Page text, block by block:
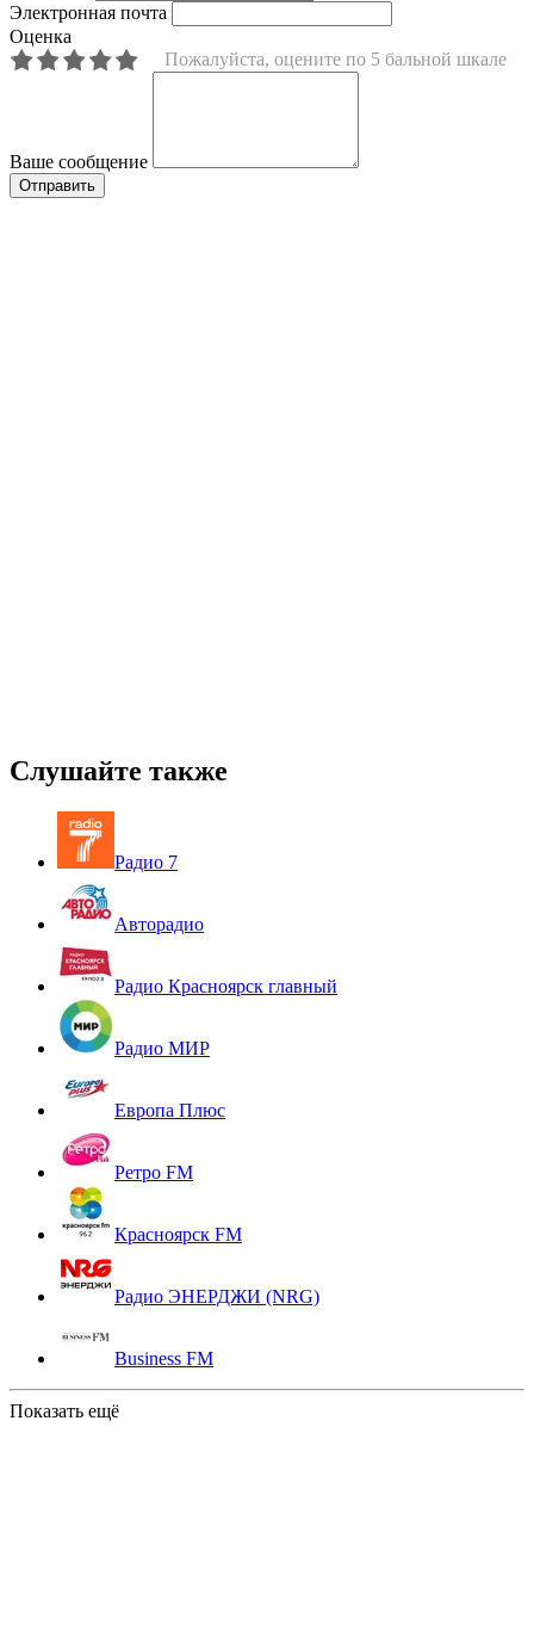
Электронная почта
Оценка
Пожалуйста, оцените по 5 бальной шкале
Ваше сообщение
Слушайте также
Радио 7
Авторадио
Радио Красноярск главный
Радио МИР
Европа Плюс
Ретро FM
Красноярск FM
Радио ЭНЕРДЖИ (NRG)
Business FM
Показать ещё